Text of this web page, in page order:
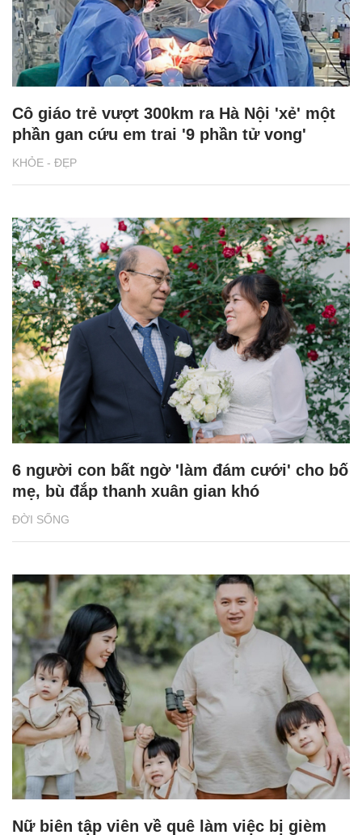
KHỎE - ĐẸP
Cô giáo trẻ vượt 300km ra Hà Nội 'xẻ' một
phần gan cứu em trai '9 phần tử vong'
ĐỜI SỐNG
6 người con bất ngờ 'làm đám cưới' cho bố
mẹ, bù đắp thanh xuân gian khó
Nữ biên tập viên về quê làm việc bị gièm